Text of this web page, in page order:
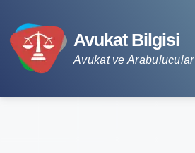
Avukat Bilgisi
Avukat ve Arabulucular